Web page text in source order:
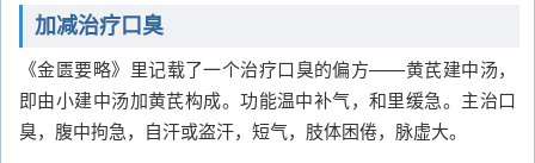
加减治疗口臭
《金匮要略》里记载了一个治疗口臭的偏方——黄芪建中汤，
即由小建中汤加黄芪构成。功能温中补气，和里缓急。主治口
臭，腹中拘急，自汗或盗汗，短气，肢体困倦，脉虚大。